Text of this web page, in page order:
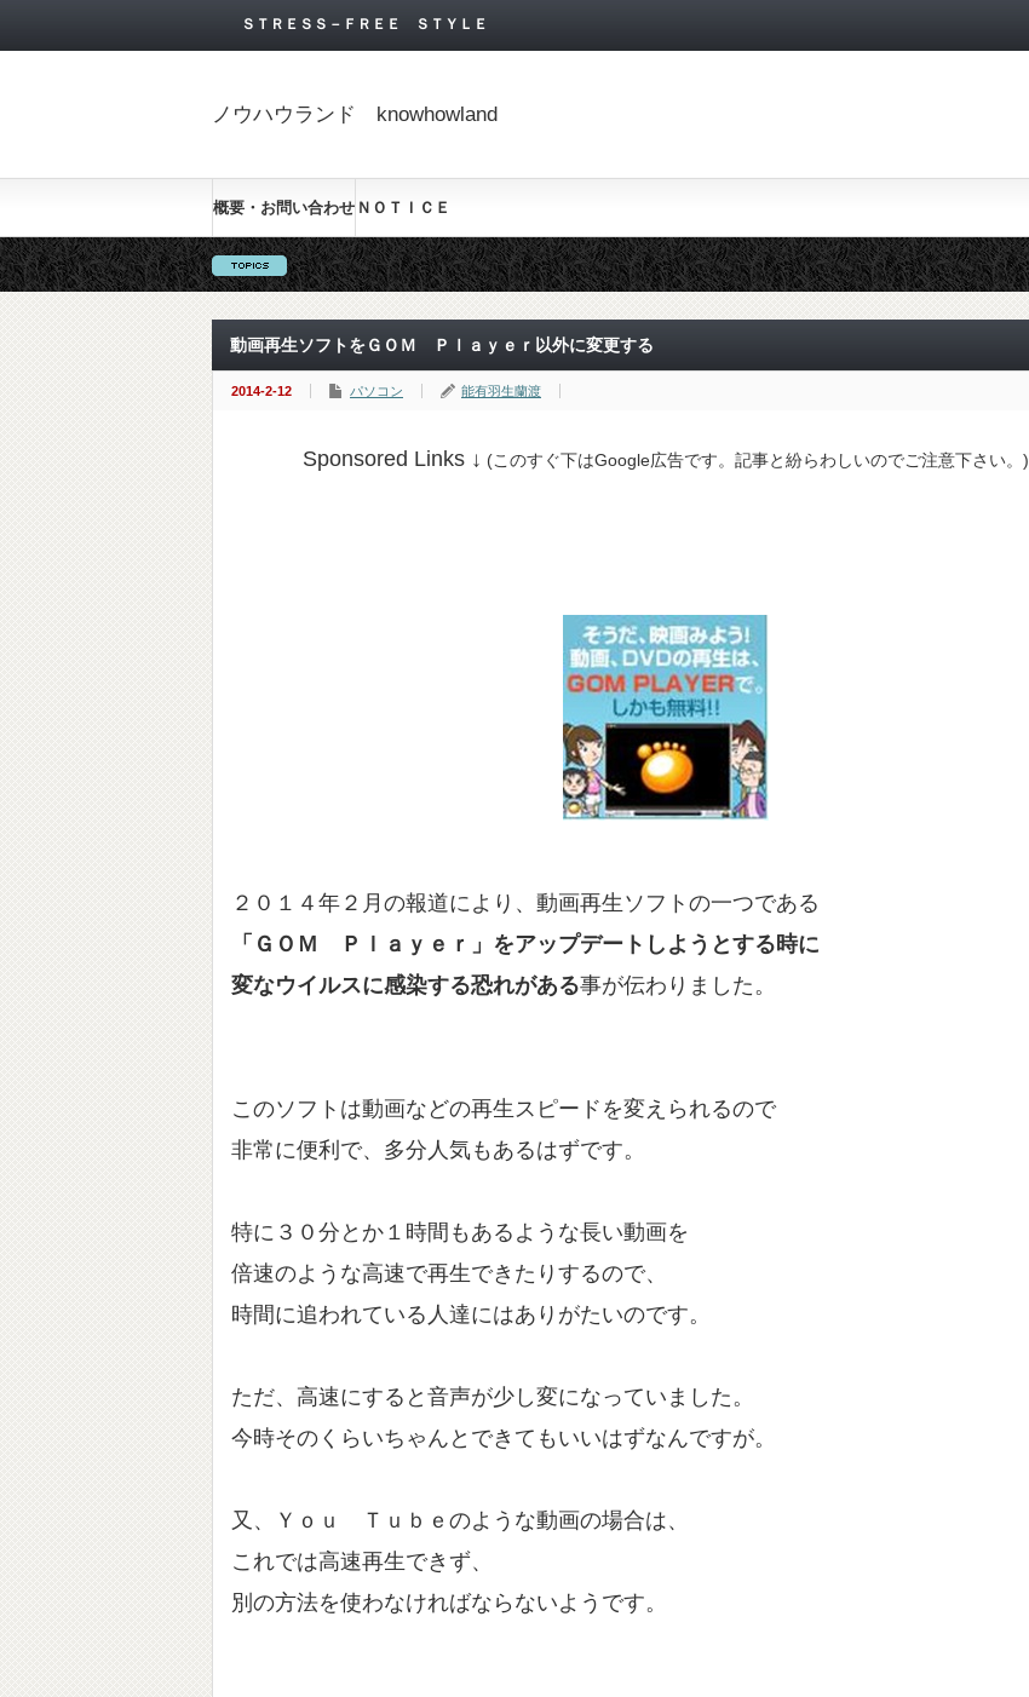
ＳＴＲＥＳＳ－ＦＲＥＥ ＳＴＹＬＥ
ノウハウランド knowhowland
概要・お問い合わせ ＮＯＴＩＣＥ
動画再生ソフトをＧＯＭ Ｐｌａｙｅｒ以外に変更する
2014-2-12 パソコン 能有羽生蘭渡
Sponsored Links ↓ (このすぐ下はGoogle広告です。記事と紛らわしいのでご注意下さい。)
２０１４年２月の報道により、動画再生ソフトの一つである
「ＧＯＭ Ｐｌａｙｅｒ」をアップデートしようとする時に
変なウイルスに感染する恐れがある事が伝わりました。
このソフトは動画などの再生スピードを変えられるので
非常に便利で、多分人気もあるはずです。
特に３０分とか１時間もあるような長い動画を
倍速のような高速で再生できたりするので、
時間に追われている人達にはありがたいのです。
ただ、高速にすると音声が少し変になっていました。
今時そのくらいちゃんとできてもいいはずなんですが。
又、Ｙｏｕ Ｔｕｂｅのような動画の場合は、
これでは高速再生できず、
別の方法を使わなければならないようです。